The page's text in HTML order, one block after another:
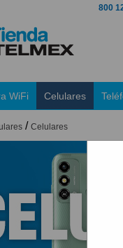
800
WiFi Celulares
/ Celulares